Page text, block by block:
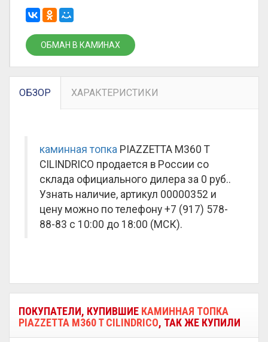
ОБМАН В КАМИНАХ
ОБЗОР ХАРАКТЕРИСТИКИ
каминная топка PIAZZETTA M360 T
CILINDRICO продается в России со
склада официального дилера за 0 руб..
Узнать наличие, артикул 00000352 и
цену можно по телефону +7 (917) 578-
88-83 с 10:00 до 18:00 (МСК).
ПОКУПАТЕЛИ, КУПИВШИЕ КАМИННАЯ ТОПКА
PIAZZETTA M360 T CILINDRICO, ТАК ЖЕ КУПИЛИ